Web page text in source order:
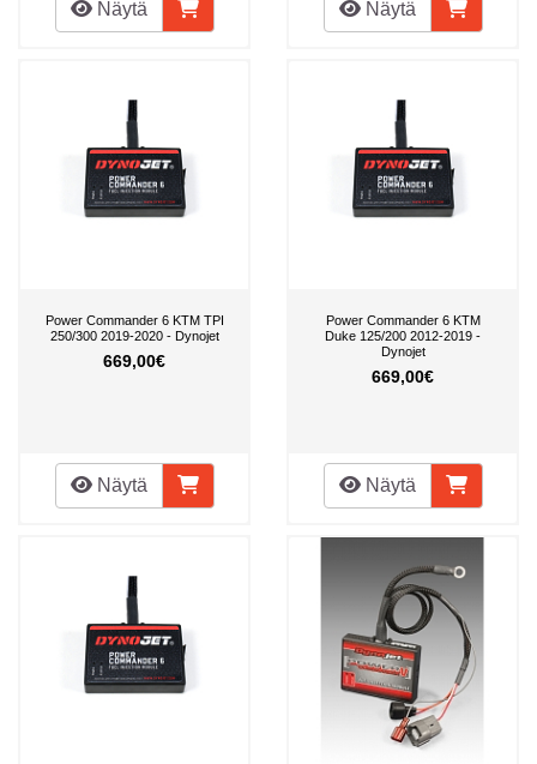
Näytä Näytä
Power Commander 6 KTM TPI
250/300 2019-2020 - Dynojet
669,00€
Näytä
Power Commander 6 KTM
Duke 125/200 2012-2019 -
Dynojet
669,00€
Näytä